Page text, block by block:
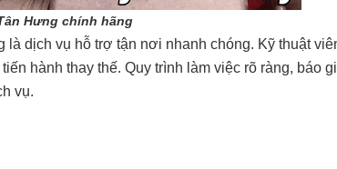
Hưng chính hãng
dịch vụ hỗ trợ tận nơi nhanh chóng. Kỹ thuật
hành thay thế. Quy trình làm việc rõ ràng, báo
vụ.